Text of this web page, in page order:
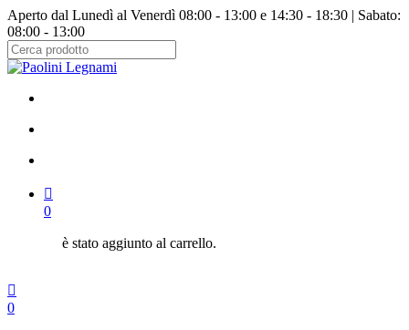
Salta
al
contenuto
principale
Aperto dal Lunedì al Venerdì 08:00 - 13:00 e 14:30 - 18:30 | Sabato:
08:00 - 13:00
Chiudi
0
è stato aggiunto al carrello.
Menu
cerca
account
0